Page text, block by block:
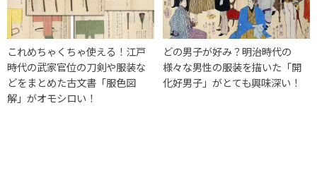
これめちゃくちゃ使える！江戸
時代の武家官位の刀剣や服装な
どをまとめた古文書「服色図
解」がオモシロい！
どの男子が好み？明治時代の
様々な男性の服装を描いた「開
化好男子」がとても興味深い！